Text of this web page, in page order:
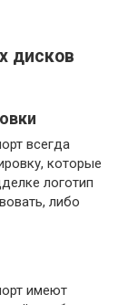
дисков
всегда
которые
логотип
либо
имеют